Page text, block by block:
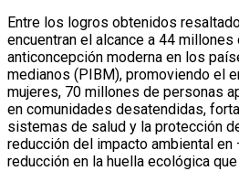
Entre los logros obtenidos
encuentran el alcance a 44 millones
anticoncepción moderna en los
medianos (PIBM), promoviendo el
mujeres, 70 millones de personas
en comunidades desatendidas,
sistemas de salud y la protección
reducción del impacto ambiental en
reducción en la huella ecológica